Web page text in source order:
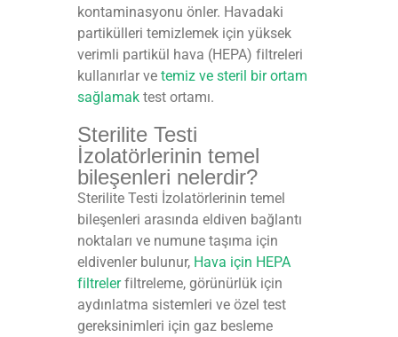
kontaminasyonu önler. Havadaki
partikülleri temizlemek için yüksek
verimli partikül hava (HEPA) filtreleri
kullanırlar vetemiz ve steril bir ortam
sağlamak test ortamı.
Sterilite Testi
İzolatörlerinin temel
bileşenleri nelerdir?
Sterilite Testi İzolatörlerinin temel
bileşenleri arasında eldiven bağlantı
noktaları ve numune taşıma için
eldivenler bulunur, Hava için HEPA
filtrelerfiltreleme, görünürlük için
aydınlatma sistemleri ve özel test
gereksinimleri için gaz besleme